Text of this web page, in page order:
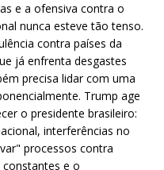
e a ofensiva contra o
nunca esteve tão tenso.
contra países da
já enfrenta desgastes
precisa lidar com uma
Trump age
o presidente brasileiro:
interferências no
processos contra
e o